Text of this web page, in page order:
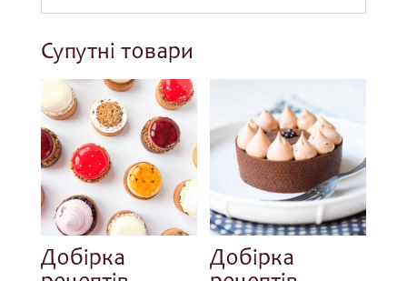
Супутні товари
Добірка
Добірка